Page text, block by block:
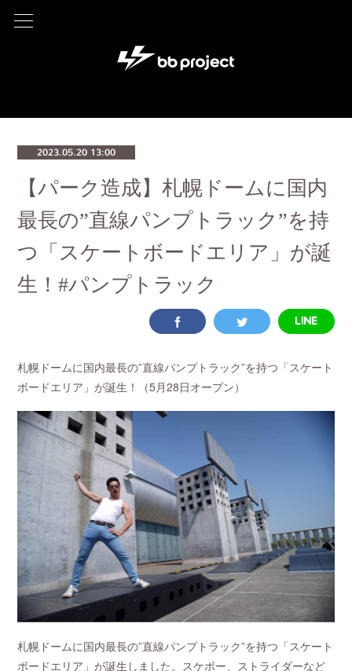
2023.05.20 13:00
【パーク造成】札幌ドームに国内
最長の”直線パンプトラック”を持
つ「スケートボードエリア」が誕
生！#パンプトラック
札幌ドームに国内最長の”直線パンプトラック”を持つ「スケート
ボードエリア」が誕生！（5月28日オープン）
札幌ドームに国内最長の”直線パンプトラック”を持つ「スケート
ボードエリア」が誕生しました。スケボー、ストライダーなど